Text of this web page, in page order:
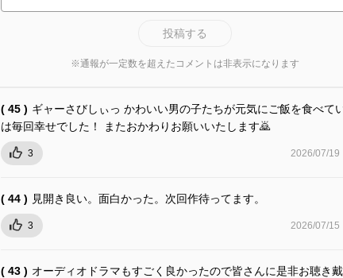
投稿する
※通報が一定数を超えたコメントは非表示になります
( 45 ) ギャーさびしぃっ かわいい男の子たちが元気にご飯を食べて
は毎回幸せでした！ またおかわりお願いいたします🙇
3 2026/07/19
( 44 ) 見開き良い。面白かった。次回作待ってます。
3 2026/07/15
( 43 ) オーディオドラマもすごく良かったので皆さんに是非お聴き